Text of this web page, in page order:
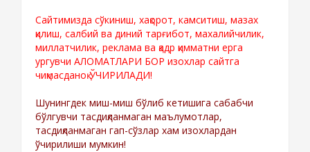
Сайтимизда сўкиниш, хақорот, камситиш, мазах
қилиш, салбий ва диний тарғибот, махалийчилик,
миллатчилик, реклама ва қадр қимматни ерга
ургувчи АЛОМАТЛАРИ БОР изохлар сайтга
чиқмасданоқ ЎЧИРИЛАДИ!
Шунингдек миш-миш бўлиб кетишига сабабчи
бўлгувчи тасдиқланмаган маълумотлар,
тасдиқланмаган гап-сўзлар хам изохлардан
ўчирилиши мумкин!